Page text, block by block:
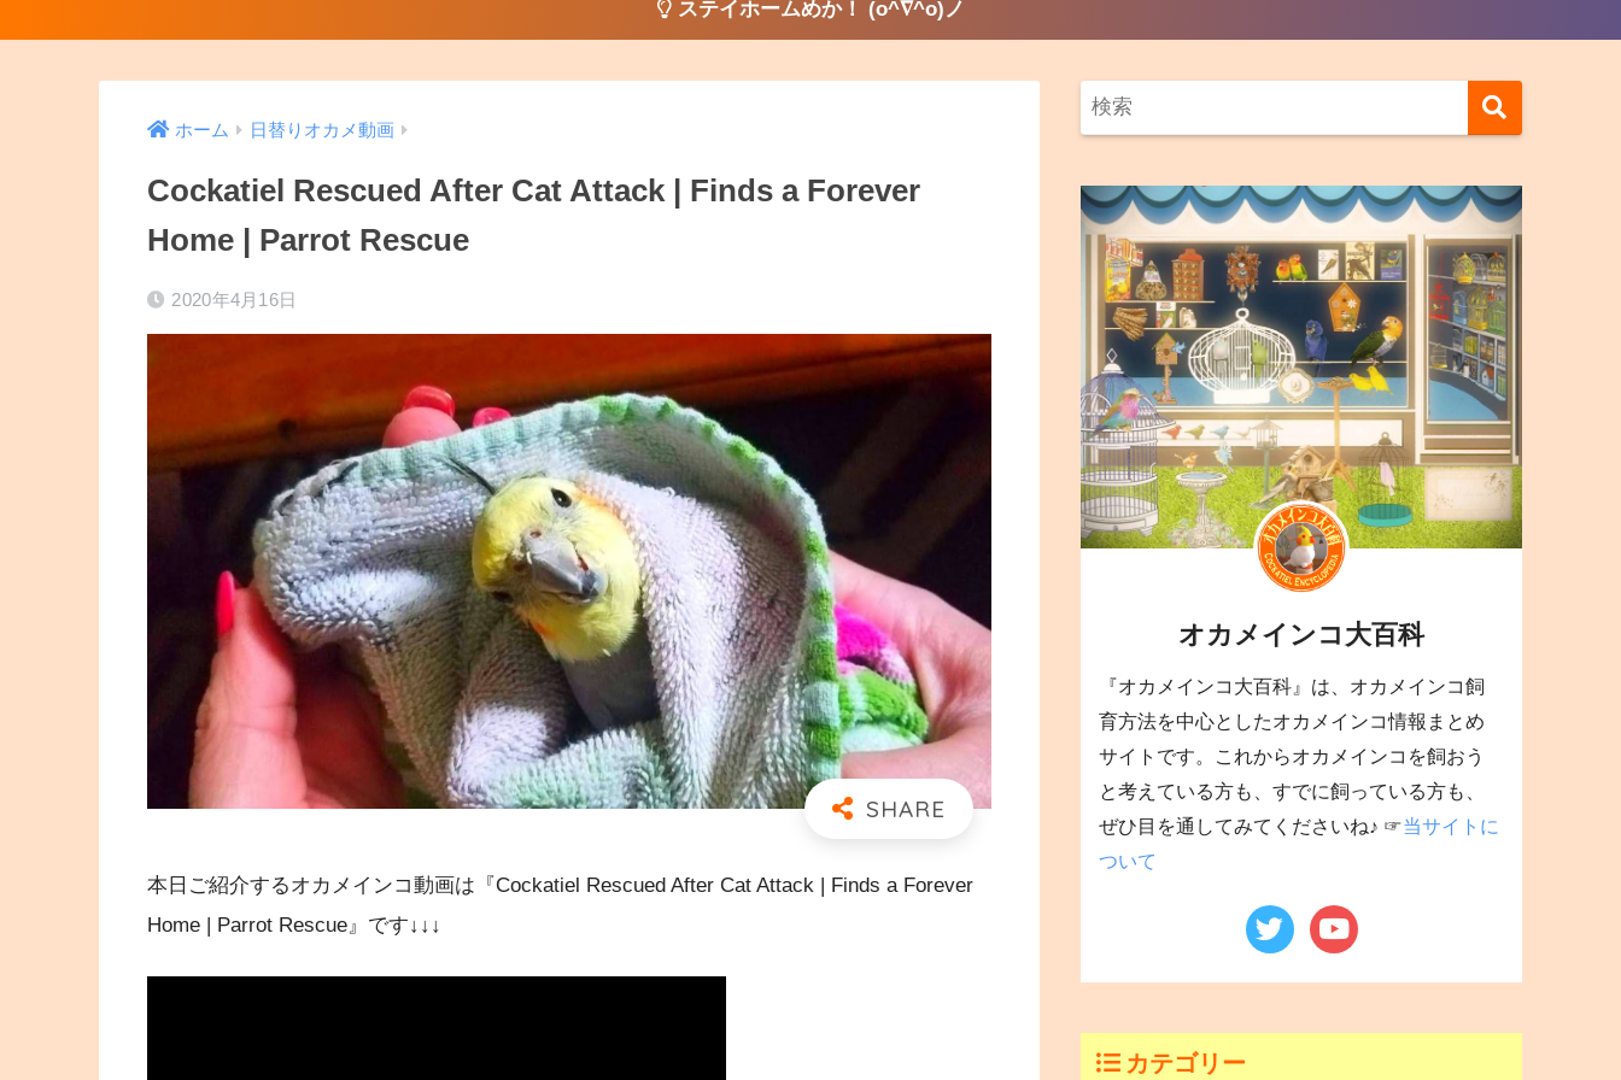
ステイホームめか！ (o^∇^o)ノ
ホーム 日替りオカメ動画
Cockatiel Rescued After Cat Attack | Finds a Forever
Home | Parrot Rescue
2020年4月16日
本日ご紹介するオカメインコ動画は『Cockatiel Rescued After Cat Attack | Finds a Forever
Home | Parrot Rescue』です↓↓↓
オカメインコ大百科
『オカメインコ大百科』は、オカメインコ飼
育方法を中心としたオカメインコ情報まとめ
サイトです。これからオカメインコを飼おう
と考えている方も、すでに飼っている方も、
ぜひ目を通してみてくださいね♪ ☞当サイトに
ついて
カテゴリー